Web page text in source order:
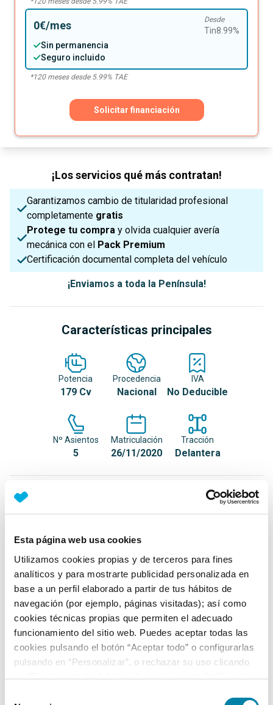
Esta página web usa cookies
Utilizamos cookies propias y de terceros para fines
analíticos y para mostrarte publicidad personalizada en
base a un perfil elaborado a partir de tus hábitos de
navegación (por ejemplo, páginas visitadas); así como
cookies técnicas propias que permiten el adecuado
funcionamiento del sitio web. Puedes aceptar todas las
cookies pulsando el botón “Aceptar todo” o configurarlas
pulsando en “Personalizar”, o rechazar su uso clicando
en “Rechazar todas”. Más información en laPolítica de
0€/mes Desde
Tin8.99%
Sin permanencia
Seguro incluido
*120meses desde 5.99% TAE
Solicitar financiación
¡Los servicios qué más contratan!
Garantizamos cambio de titularidad profesional
completamente gratis
Protege tu compra y olvida cualquier avería
mecánica con el Pack Premium
Certificación documental completa del vehículo
¡Enviamos a toda la Península!
Características principales
Potencia
179 Cv
Procedencia
Nacional
IVA
No Deducible
Nº Asientos
5
Matriculación
26/11/2020
Tracción
Delantera
Faros Smart Full LED
Ilu­minación in­teri­or delantera y trasera LED
+ Ver todos
Ficha técnica